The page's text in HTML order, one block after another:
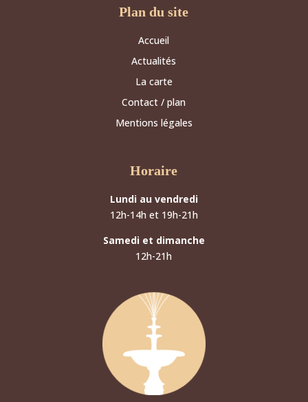
Plan du site
Accueil
Actualités
La carte
Contact / plan
Mentions légales
Horaire
Lundi au vendredi
12h-14h et 19h-21h
Samedi et dimanche
12h-21h